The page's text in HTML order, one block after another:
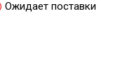
Ожидает поставки